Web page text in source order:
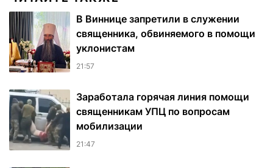
В Виннице запретили в служении
священника, обвиняемого в помощи
уклонистам
21:57
Заработала горячая линия помощи
священникам УПЦ по вопросам
мобилизации
21:47